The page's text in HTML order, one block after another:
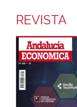
REVISTA